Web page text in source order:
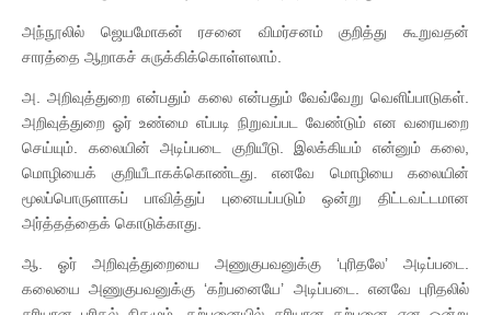
அந்நூலில் ஜெயமோகன் ரசனை விமர்சனம் குறித்து கூறுவதன்
சாரத்தை ஆறாகச் சுருக்கிக்கொள்ளலாம்.
அ. அறிவுத்துறை என்பதும் கலை என்பதும் வேவ்வேறு வெளிப்பாடுகள்.
அறிவுத்துறை ஓர் உண்மை எப்படி நிறுவப்பட வேண்டும் என வரையறை
செய்யும். கலையின் அடிப்படை குறியீடு. இலக்கியம் என்னும் கலை,
மொழியைக் குறியீடாகக்கொண்டது. எனவே மொழியை கலையின்
மூலப்பொருளாகப் பாவித்துப் புனையப்படும் ஒன்று திட்டவட்டமான
அர்த்தத்தைக் கொடுக்காது.
ஆ. ஓர் அறிவுத்துறையை அணுகுபவனுக்கு ‘புரிதலே’ அடிப்படை.
கலையை அணுகுபவனுக்கு ‘கற்பனையே’ அடிப்படை. எனவே புரிதலில்